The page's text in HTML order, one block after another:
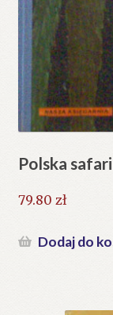
Polska
79.80 zł
Dodaj do